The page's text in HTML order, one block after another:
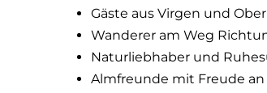
Gäste aus Virgen und
Wanderer am Weg
Naturliebhaber und
Almfreunde mit Freude